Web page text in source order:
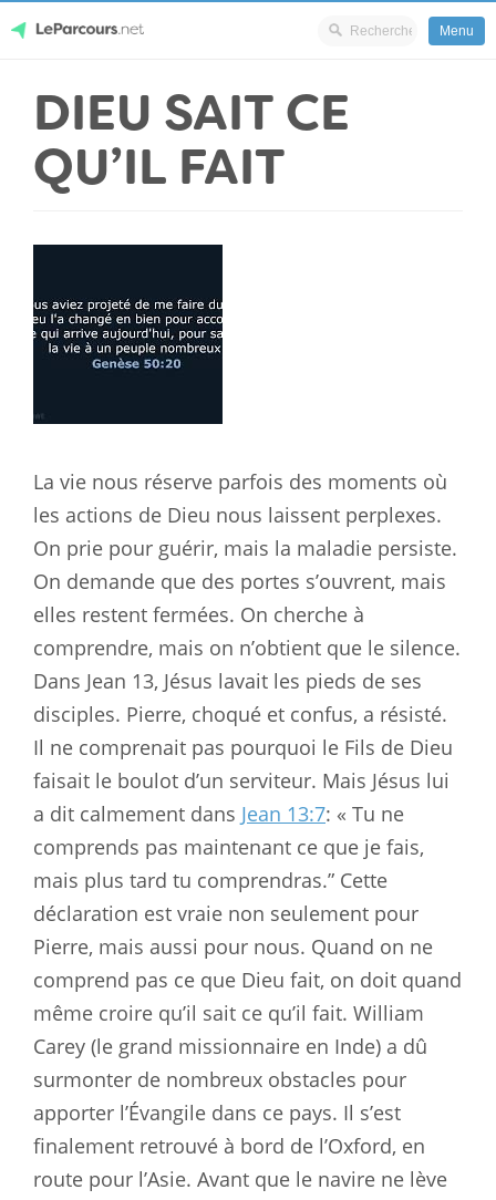
content
LeParcours.net
Menu
DIEU SAIT CE
QU’IL FAIT
La vie nous réserve parfois des moments où
les actions de Dieu nous laissent perplexes.
On prie pour guérir, mais la maladie persiste.
On demande que des portes s’ouvrent, mais
elles restent fermées. On cherche à
comprendre, mais on n’obtient que le silence.
Dans Jean 13, Jésus lavait les pieds de ses
disciples. Pierre, choqué et confus, a résisté.
Il ne comprenait pas pourquoi le Fils de Dieu
faisait le boulot d’un serviteur. Mais Jésus lui
a dit calmement dans Jean 13:7: « Tu ne
comprends pas maintenant ce que je fais,
mais plus tard tu comprendras.” Cette
déclaration est vraie non seulement pour
Pierre, mais aussi pour nous. Quand on ne
comprend pas ce que Dieu fait, on doit quand
même croire qu’il sait ce qu’il fait. William
Carey (le grand missionnaire en Inde) a dû
surmonter de nombreux obstacles pour
apporter l’Évangile dans ce pays. Il s’est
finalement retrouvé à bord de l’Oxford, en
route pour l’Asie. Avant que le navire ne lève